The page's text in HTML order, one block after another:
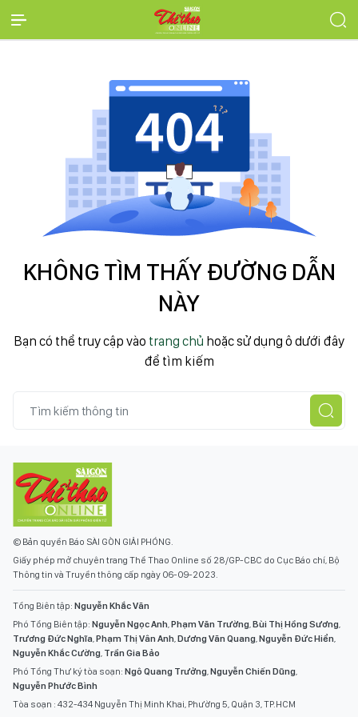
KHÔNG TÌM THẤY ĐƯỜNG DẪN
NÀY
Bạn có thể truy cập vào trang chủ hoặc sử dụng ô dưới đây
để tìm kiếm
© Bản quyền Báo SÀI GÒN GIẢI PHÓNG.
Giấy phép mở chuyên trang Thể Thao Online số 28/GP-CBC do Cục Báo chí, Bộ
Thông tin và Truyền thông cấp ngày 06-09-2023.
Tổng Biên tập: Nguyễn Khắc Văn
Phó Tổng Biên tập: Nguyễn Ngọc Anh,Phạm Văn Trường,Bùi Thị Hồng Sương,
Trương Đức Nghĩa,Phạm Thị Vân Anh,Dương Văn Quang,Nguyễn Đức Hiển,
Nguyễn Khắc Cường, Trần Gia Bảo
Phó Tổng Thư ký tòa soạn: Ngô Quang Trưởng,Nguyễn Chiến Dũng,
Nguyễn Phước Bình
Tòa soạn : 432-434 Nguyễn Thị Minh Khai, Phường 5, Quận 3, TP.HCM